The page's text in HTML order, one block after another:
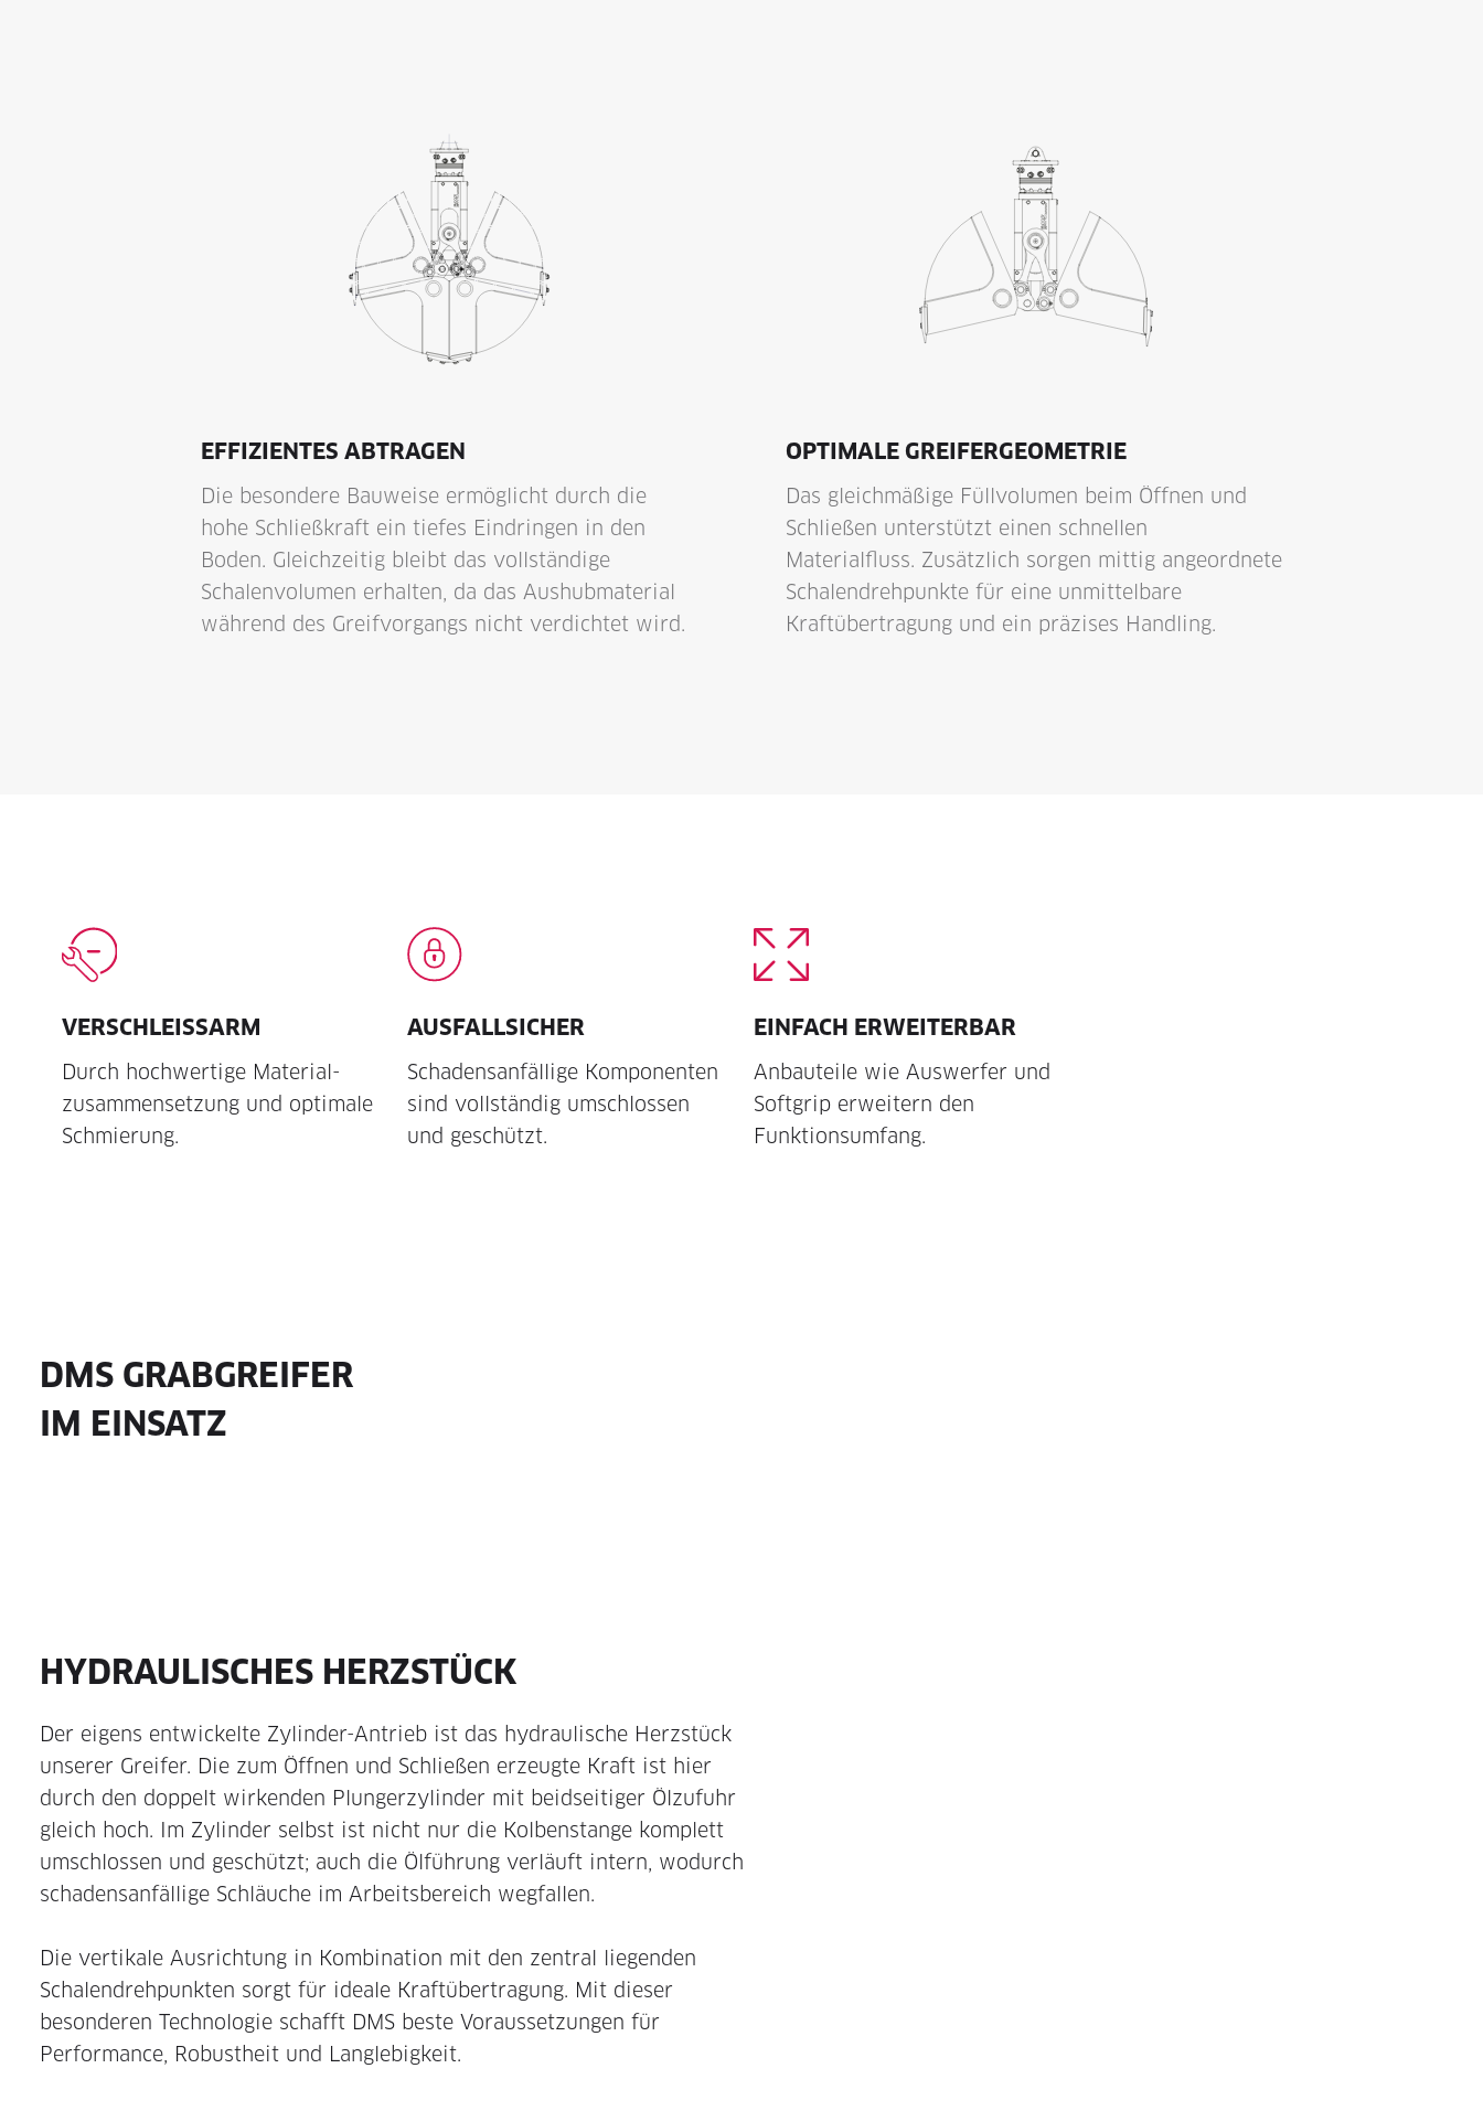
EFFIZIENTES ABTRAGEN
Die besondere Bauweise ermöglicht durch die
hohe Schließkraft ein tiefes Eindringen in den
Boden. Gleichzeitig bleibt das vollständige
Schalenvolumen erhalten, da das Aushubmaterial
während des Greifvorgangs nicht verdichtet wird.
OPTIMALE GREIFERGEOMETRIE
Das gleichmäßige Füllvolumen beim Öffnen und
Schließen unterstützt einen schnellen
Materialfluss. Zusätzlich sorgen mittig angeordnete
Schalendrehpunkte für eine unmittelbare
Kraftübertragung und ein präzises Handling.
Durch hochwertige Material­
zusammen­setzung und optimale
Schmierung.
VERSCHLEISSARM
Schadensanfällige Komponenten
sind vollständig umschlossen
und geschützt.
AUSFALLSICHER
Anbauteile wie Auswerfer und
Softgrip erweitern den
Funktionsumfang.
EINFACH ERWEITERBAR
DMS GRABGREIFER
IM EINSATZ
HYDRAULISCHES HERZSTÜCK
Der eigens entwickelte Zylinder-Antrieb ist das hydraulische Herzstück
unserer Greifer. Die zum Öffnen und Schließen erzeugte Kraft ist hier
durch den doppelt wirkenden Plungerzylinder mit beidseitiger Ölzufuhr
gleich hoch. Im Zylinder selbst ist nicht nur die Kolbenstange komplett
umschlossen und geschützt; auch die Ölführung verläuft intern, wodurch
schadensanfällige Schläuche im Arbeitsbereich wegfallen.
Die vertikale Ausrichtung in Kombination mit den zentral liegenden
Schalendreh­punkten sorgt für ideale Kraftübertragung. Mit dieser
besonderen Technologie schafft DMS beste Voraussetzungen für
Performance, Robustheit und Langlebigkeit.